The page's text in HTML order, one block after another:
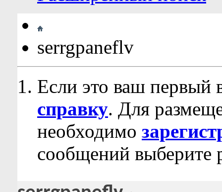
serrgpaneflv
Если это ваш первый
справку. Для
необходимо
сообщений выберите